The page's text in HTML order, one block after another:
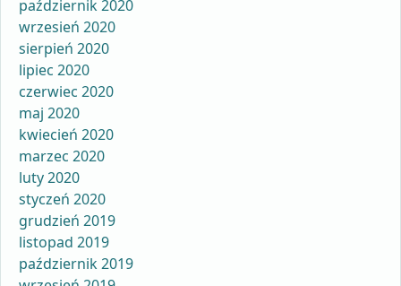
październik 2020
wrzesień 2020
sierpień 2020
lipiec 2020
czerwiec 2020
maj 2020
kwiecień 2020
marzec 2020
luty 2020
styczeń 2020
grudzień 2019
listopad 2019
październik 2019